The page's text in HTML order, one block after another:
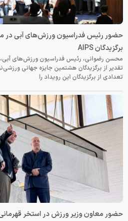
حضور رئیس فدراسیون ورزش‌های آبی در
برگزیدگان AIPS
محسن رضوانی، رئیس فدراسیون ورزش‌های آبی،
تعدادی از برگزیدگان این رویداد را
حضور معاون وزیر ورزش در استخر قهرمانی